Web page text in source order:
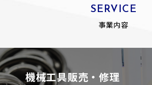
SERVICE
事業内容
機械工具販売・修理